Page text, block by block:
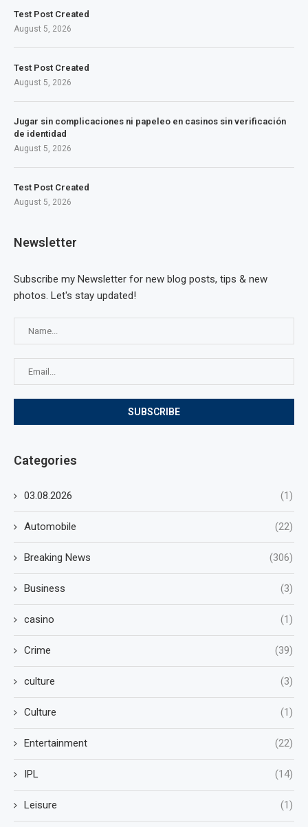
Test Post Created
August 5, 2026
Test Post Created
August 5, 2026
Jugar sin complicaciones ni papeleo en casinos sin verificación
de identidad
August 5, 2026
Test Post Created
August 5, 2026
Newsletter
Subscribe my Newsletter for new blog posts, tips & new
photos. Let's stay updated!
Categories
03.08.2026 (1)
Automobile (22)
Breaking News (306)
Business (3)
casino (1)
Crime (39)
culture (3)
Culture (1)
Entertainment (22)
IPL (14)
Leisure (1)